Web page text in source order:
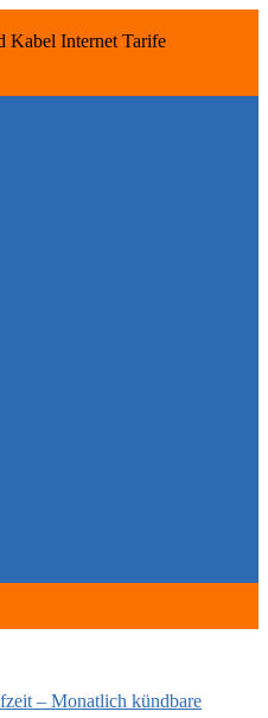
Kabel Internet Tarife